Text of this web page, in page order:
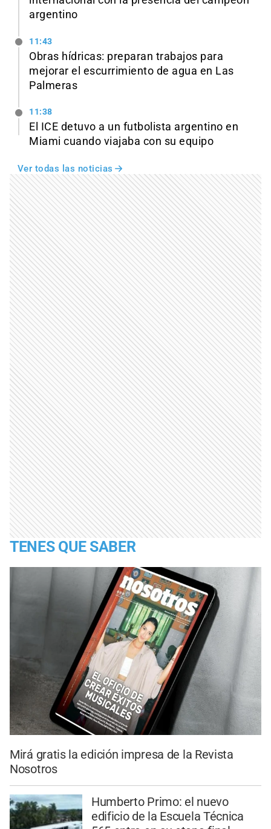
argentino
11:43
Obras hídricas: preparan trabajos para
mejorar el escurrimiento de agua en Las
Palmeras
11:38
El ICE detuvo a un futbolista argentino en
Miami cuando viajaba con su equipo
Ver todas las noticias
TENES QUE SABER
Mirá gratis la edición impresa de la Revista
Nosotros
Humberto Primo: el nuevo
edificio de la Escuela Técnica